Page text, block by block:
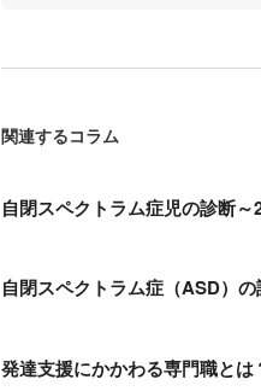
関連するコラム
自閉スペクトラム症児の診断
自閉スペクトラム症（ASD）
発達支援にかかわる専門職と